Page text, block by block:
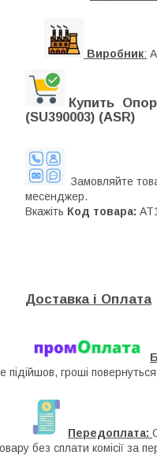
Виробник:
Купить
(SU390003) (ASR)
Замовляйте
месенджер.
Вкажіть Код товара:
Доставка і Оплата
підійшов, гроші
Передоплата:
без сплати комісії за